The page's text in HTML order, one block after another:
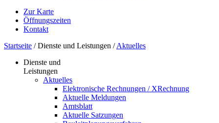
Zur Karte
Öffnungszeiten
Kontakt
Startseite /Dienste und Leistungen /Aktuelles
Dienste und
Leistungen
Aktuelles
Elektronische Rechnungen / XRechnung
Aktuelle Meldungen
Amtsblatt
Aktuelle Satzungen